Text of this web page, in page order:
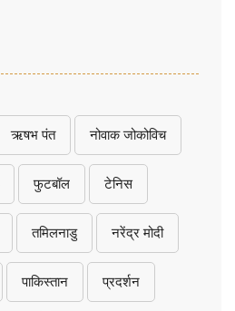
ऋषभ पंत नोवाक जोकोविच
फुटबॉल टेनिस
तमिलनाडु नरेंद्र मोदी
पाकिस्तान प्रदर्शन